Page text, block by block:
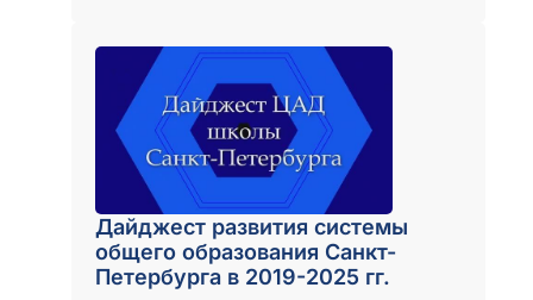
Дайджест развития системы
общего образования Санкт-
Петербурга в 2019-2025 гг.